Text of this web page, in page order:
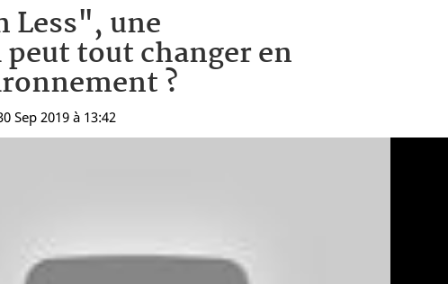
Less", une
tout changer en
?
Sep 2019 à 13:42